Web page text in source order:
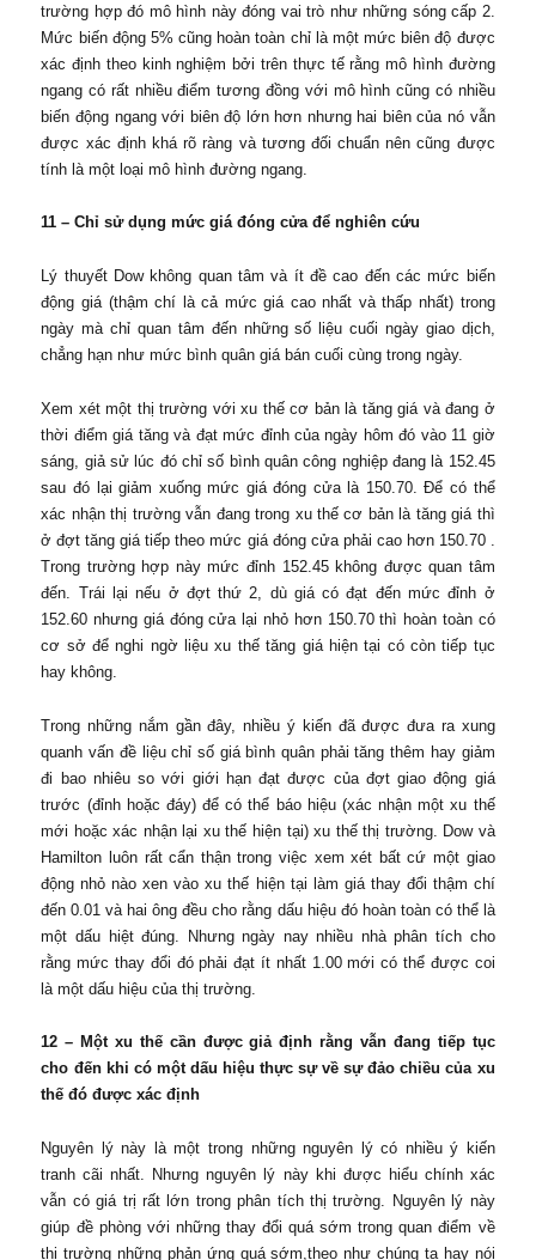
trường hợp đó mô hình này đóng vai trò như những sóng cấp 2.
Mức biến động 5% cũng hoàn toàn chỉ là một mức biên độ được
xác định theo kinh nghiệm bởi trên thực tế rằng mô hình đường
ngang có rất nhiều điểm tương đồng với mô hình cũng có nhiều
biến động ngang với biên độ lớn hơn nhưng hai biên của nó vẫn
được xác định khá rõ ràng và tương đối chuẩn nên cũng được
tính là một loại mô hình đường ngang.
11 – Chỉ sử dụng mức giá đóng cửa để nghiên cứu
Lý thuyết Dow không quan tâm và ít đề cao đến các mức biến
động giá (thậm chí là cả mức giá cao nhất và thấp nhất) trong
ngày mà chỉ quan tâm đến những số liệu cuối ngày giao dịch,
chẳng hạn như mức bình quân giá bán cuối cùng trong ngày.
Xem xét một thị trường với xu thế cơ bản là tăng giá và đang ở
thời điểm giá tăng và đạt mức đỉnh của ngày hôm đó vào 11 giờ
sáng, giả sử lúc đó chỉ số bình quân công nghiệp đang là 152.45
sau đó lại giảm xuống mức giá đóng cửa là 150.70. Để có thể
xác nhận thị trường vẫn đang trong xu thế cơ bản là tăng giá thì
ở đợt tăng giá tiếp theo mức giá đóng cửa phải cao hơn 150.70 .
Trong trường hợp này mức đỉnh 152.45 không được quan tâm
đến. Trái lại nếu ở đợt thứ 2, dù giá có đạt đến mức đỉnh ở
152.60 nhưng giá đóng cửa lại nhỏ hơn 150.70 thì hoàn toàn có
cơ sở để nghi ngờ liệu xu thế tăng giá hiện tại có còn tiếp tục
hay không.
Trong những nắm gần đây, nhiều ý kiến đã được đưa ra xung
quanh vấn đề liệu chỉ số giá bình quân phải tăng thêm hay giảm
đi bao nhiêu so với giới hạn đạt được của đợt giao động giá
trước (đỉnh hoặc đáy) để có thể báo hiệu (xác nhận một xu thế
mới hoặc xác nhận lại xu thế hiện tại) xu thế thị trường. Dow và
Hamilton luôn rất cẩn thận trong việc xem xét bất cứ một giao
động nhỏ nào xen vào xu thế hiện tại làm giá thay đổi thậm chí
đến 0.01 và hai ông đều cho rằng dấu hiệu đó hoàn toàn có thể là
một dấu hiệt đúng. Nhưng ngày nay nhiều nhà phân tích cho
rằng mức thay đổi đó phải đạt ít nhất 1.00 mới có thể được coi
là một dấu hiệu của thị trường.
12 – Một xu thế cần được giả định rằng vẫn đang tiếp tục
cho đến khi có một dấu hiệu thực sự về sự đảo chiều của xu
thế đó được xác định
Nguyên lý này là một trong những nguyên lý có nhiều ý kiến
tranh cãi nhất. Nhưng nguyên lý này khi được hiểu chính xác
vẫn có giá trị rất lớn trong phân tích thị trường. Nguyên lý này
giúp đề phòng với những thay đổi quá sớm trong quan điểm về
thị trường những phản ứng quá sớm,theo như chúng ta hay nói